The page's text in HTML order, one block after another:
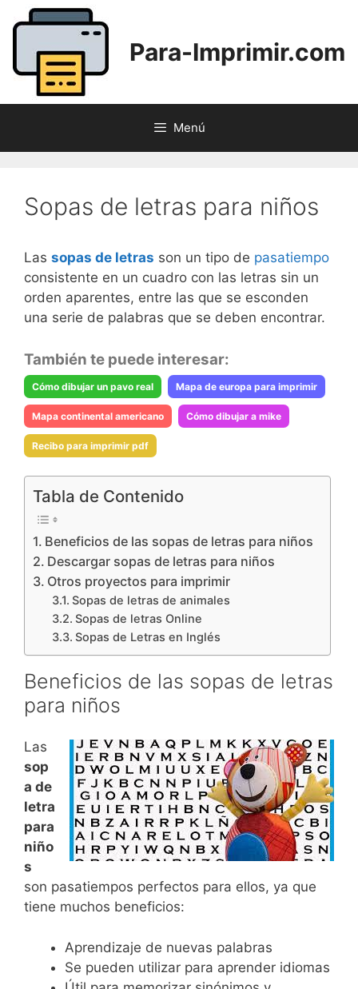
Saltar
contenido
Para-Imprimir.com
Menú
Sopas de letras para niños
Las sopas de letras son un tipo de pasatiempo
consistente en un cuadro con las letras sin un
orden aparentes, entre las que se esconden
una serie de palabras que se deben encontrar.
También te puede interesar:
Cómo dibujar un pavo real Mapa de europa para imprimir
Mapa continental americano Cómo dibujar a mike
Recibo para imprimir pdf
Tabla de Contenido
Beneficios de las sopas de letras para niños
Descargar sopas de letras para niños
Otros proyectos para imprimir
Sopas de letras de animales
Sopas de letras Online
Sopas de Letras en Inglés
Beneficios de las sopas de letras
para niños
Las
sop
a de
letra
para
niño
s
son pasatiempos perfectos para ellos, ya que
tiene muchos beneficios:
Aprendizaje de nuevas palabras
Se pueden utilizar para aprender idiomas